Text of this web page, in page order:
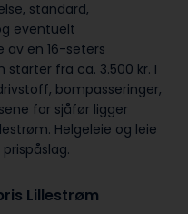
standard,
eventuelt
av en 16-seters
starter fra ca. 3.500 kr. I
bompasseringer,
for sjåfør ligger
Helgeleie og leie
Lillestrøm